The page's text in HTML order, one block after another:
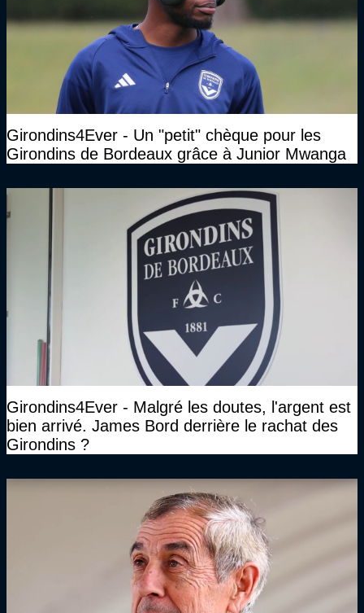
Girondins4Ever - Un "petit" chèque pour les
Girondins de Bordeaux grâce à Junior Mwanga
Girondins4Ever - Malgré les doutes, l'argent est
bien arrivé. James Bord derrière le rachat des
Girondins ?